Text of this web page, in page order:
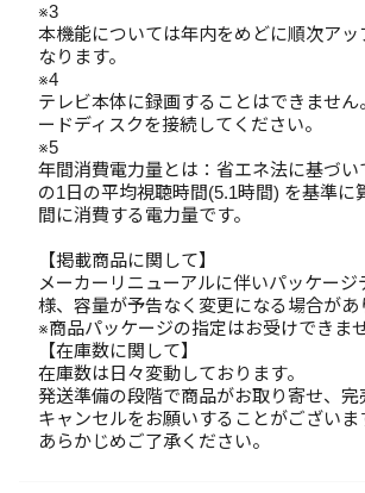
※3
本機能については年内をめどに順次アッ
なります。
※4
テレビ本体に録画することはできません
ードディスクを接続してください。
※5
年間消費電力量とは：省エネ法に基づい
の1日の平均視聴時間(5.1時間) を基準に
間に消費する電力量です。
【掲載商品に関して】
メーカーリニューアルに伴いパッケージ
様、容量が予告なく変更になる場合があ
※商品パッケージの指定はお受けできませ
【在庫数に関して】
在庫数は日々変動しております。
発送準備の段階で商品がお取り寄せ、完
キャンセルをお願いすることがございま
あらかじめご了承ください。